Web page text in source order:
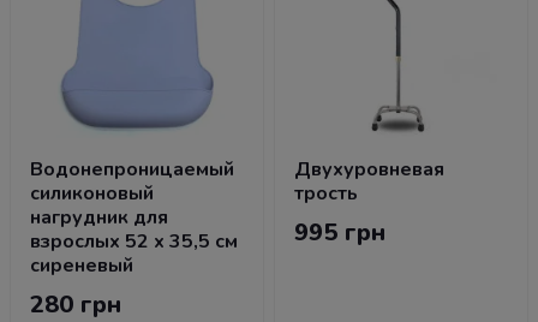
Водонепроницаемый
силиконовый
нагрудник для
взрослых 52 х 35,5 см
сиреневый
280 грн
Двухуровневая
трость
995 грн